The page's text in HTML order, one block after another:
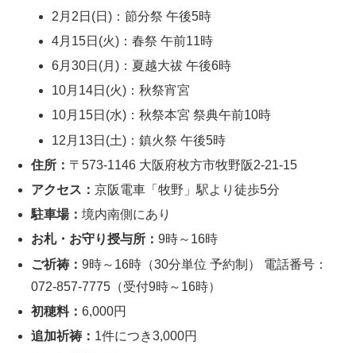
2月2日(日)：節分祭 午後5時
4月15日(火)：春祭 午前11時
6月30日(月)：夏越大祓 午後6時
10月14日(火)：秋祭宵宮
10月15日(水)：秋祭本宮 祭典午前10時
12月13日(土)：鎮火祭 午後5時
住所： 〒573-1146 大阪府枚方市牧野阪2-21-15
アクセス：京阪電車「牧野」駅より徒歩5分
駐車場：境内南側にあり
お札・お守り授与所：9時～16時
ご祈祷：9時～16時（30分単位 予約制） 電話番号：
072-857-7775（受付9時～16時）
初穂料：6,000円
追加祈祷： 1件につき3,000円